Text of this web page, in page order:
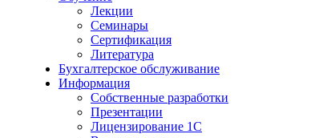
Лекции
Семинары
Сертификация
Литература
Бухгалтерское обслуживание
Информация
Собственные разработки
Презентации
Лицензирование 1С